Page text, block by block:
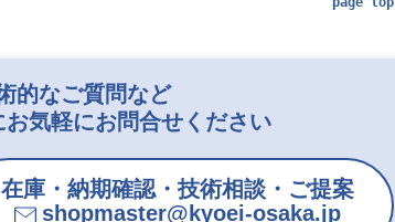
的なご質問など
気軽にお問合せください
在庫・納期確認・技術相談・ご提案
shopmaster@kyoei-osaka.jp